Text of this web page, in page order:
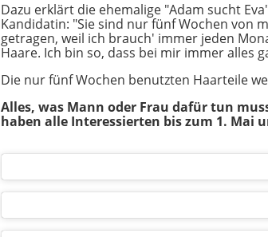
Dazu erklärt die ehemalige "Adam sucht
Kandidatin: "Sie sind nur fünf Wochen von
getragen, weil ich brauch' immer jeden
Haare. Ich bin so, dass bei mir immer alles
Die nur fünf Wochen benutzten Haarteile
Alles, was Mann oder Frau dafür tun
haben alle Interessierten bis zum 1. Mai